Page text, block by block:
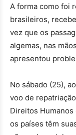
A forma como foi
brasileiros,
vez que os
algemas, nas
apresentou
No sábado (25),
voo de
Direitos Humanos
os países têm